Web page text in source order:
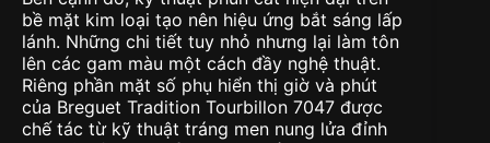
bề mặt kim loại tạo nên hiệu ứng bắt sáng lấp
lánh. Những chi tiết tuy nhỏ nhưng lại làm tôn
lên các gam màu một cách đầy nghệ thuật.
Riêng phần mặt số phụ hiển thị giờ và phút
của Breguet Tradition Tourbillon 7047 được
chế tác từ kỹ thuật tráng men nung lửa đỉnh